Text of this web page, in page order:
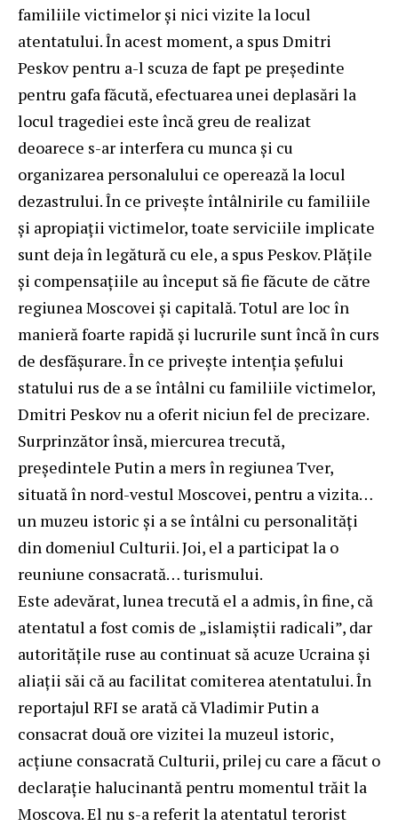
familiile victimelor și nici vizite la locul
atentatului. În acest moment, a spus Dmitri
Peskov pentru a-l scuza de fapt pe președinte
pentru gafa făcută, efectuarea unei deplasări la
locul tragediei este încă greu de realizat
deoarece s-ar interfera cu munca și cu
organizarea personalului ce operează la locul
dezastrului. În ce privește întâlnirile cu familiile
și apropiații victimelor, toate serviciile implicate
sunt deja în legătură cu ele, a spus Peskov. Plățile
și compensațiile au început să fie făcute de către
regiunea Moscovei și capitală. Totul are loc în
manieră foarte rapidă și lucrurile sunt încă în curs
de desfășurare. În ce privește intenția șefului
statului rus de a se întâlni cu familiile victimelor,
Dmitri Peskov nu a oferit niciun fel de precizare.
Surprinzător însă, miercurea trecută,
președintele Putin a mers în regiunea Tver,
situată în nord-vestul Moscovei, pentru a vizita…
un muzeu istoric și a se întâlni cu personalități
din domeniul Culturii. Joi, el a participat la o
reuniune consacrată… turismului.
Este adevărat, lunea trecută el a admis, în fine, că
atentatul a fost comis de „islamiștii radicali”, dar
autoritățile ruse au continuat să acuze Ucraina și
aliații săi că au facilitat comiterea atentatului. În
reportajul RFI se arată că Vladimir Putin a
consacrat două ore vizitei la muzeul istoric,
acțiune consacrată Culturii, prilej cu care a făcut o
declarație halucinantă pentru momentul trăit la
Moscova. El nu s-a referit la atentatul terorist